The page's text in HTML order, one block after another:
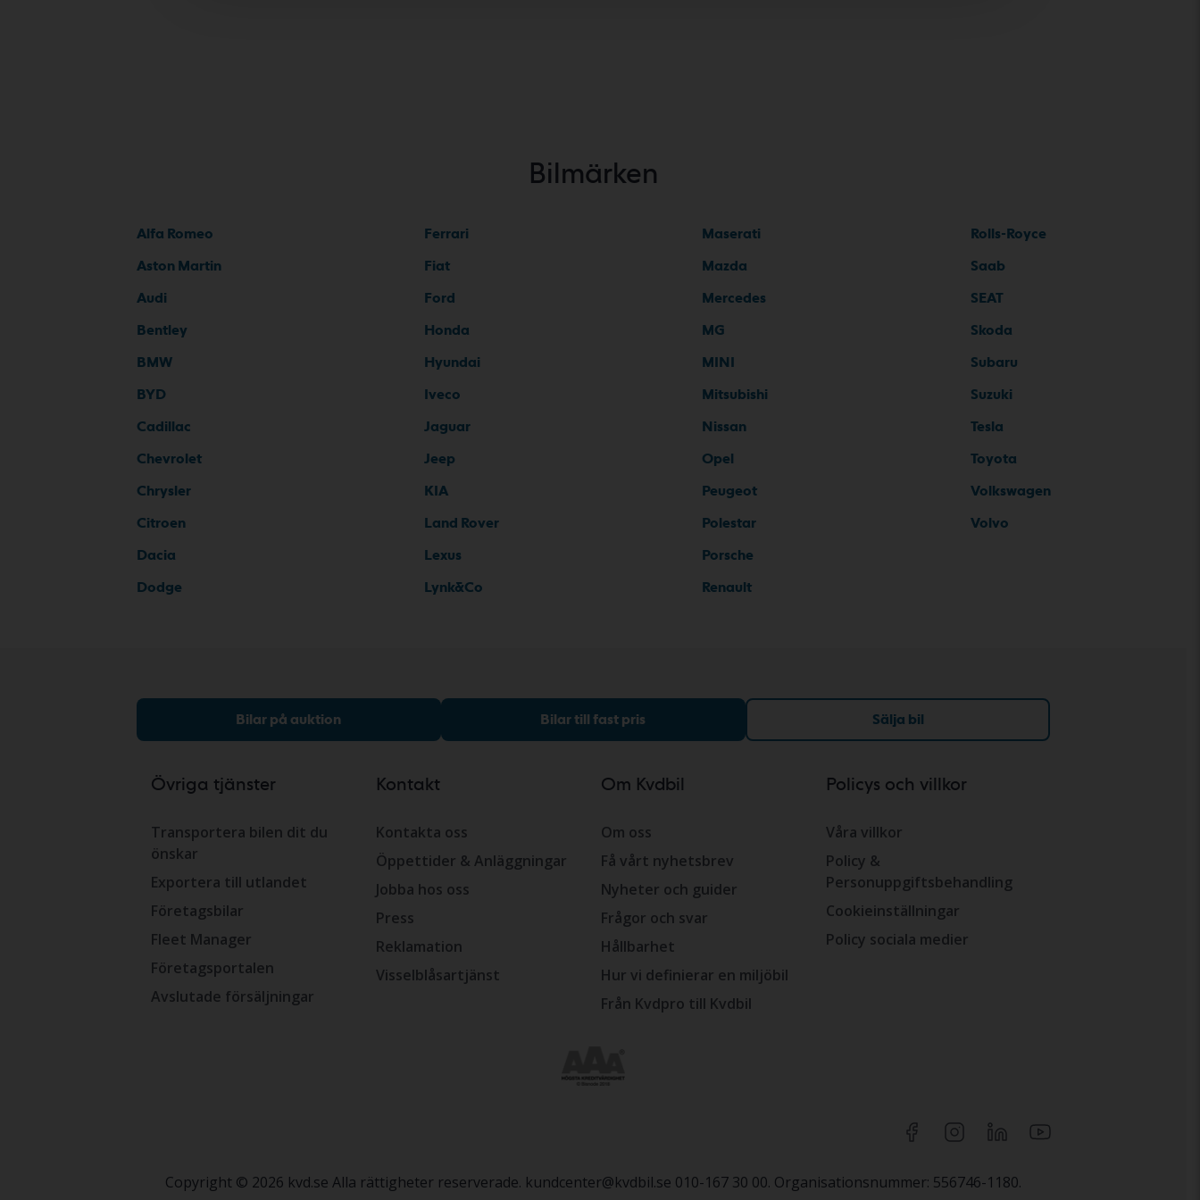
Bilmärken
Alfa Romeo
Aston Martin
Audi
Bentley
BMW
BYD
Cadillac
Chevrolet
Chrysler
Citroen
Dacia
Dodge
Ferrari
Fiat
Ford
Honda
Hyundai
Iveco
Jaguar
Jeep
KIA
Land Rover
Lexus
Lynk&Co
Maserati
Mazda
Mercedes
MG
MINI
Mitsubishi
Nissan
Opel
Peugeot
Polestar
Porsche
Renault
Rolls-Royce
Saab
SEAT
Skoda
Subaru
Suzuki
Tesla
Toyota
Volkswagen
Volvo
Bilar på auktion Bilar till fast pris Sälja bil
Övriga tjänster
Transportera bilen dit du
önskar
Exportera till utlandet
Företagsbilar
Fleet Manager
Företagsportalen
Avslutade försäljningar
Kontakt
Kontakta oss
Öppettider & Anläggningar
Jobba hos oss
Press
Reklamation
Visselblåsartjänst
Om Kvdbil
Om oss
Få vårt nyhetsbrev
Nyheter och guider
Frågor och svar
Hållbarhet
Hur vi definierar en miljöbil
Från Kvdpro till Kvdbil
Policys och villkor
Våra villkor
Policy &
Personuppgiftsbehandling
Cookieinställningar
Policy sociala medier
Copyright © 2026 kvd.se Alla rättigheter reserverade. kundcenter@kvdbil.se 010-167 30 00. Organisationsnummer: 556746-1180.